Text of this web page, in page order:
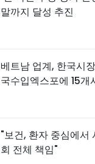
말까지 달성 추진
베트남 업계, 한국시
국수입엑스포에 15개
"보건, 환자 중심에서
회 전체 책임"